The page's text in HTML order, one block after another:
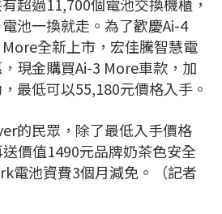
超過11,700個電池交換機櫃，
池一換就走。為了歡慶Ai-4
全新上市，宏佳騰智慧電
現金購買Ai-3 More車款，加
最低可以55,180元價格入手。
的民眾，除了最低入手價格
價值1490元品牌奶茶色安全
電池資費3個月減免。（記者